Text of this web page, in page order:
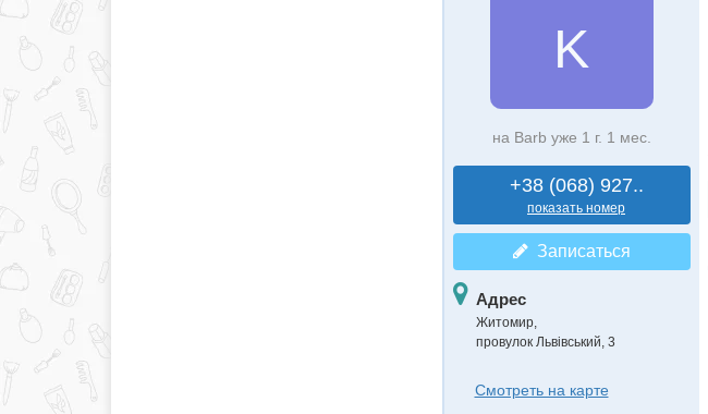
K
на Barb уже 1 г. 1 мес.
+38 (068) 927..
показать номер
Записаться
Адрес
Житомир,
провулок Львівський, 3
Смотреть на карте